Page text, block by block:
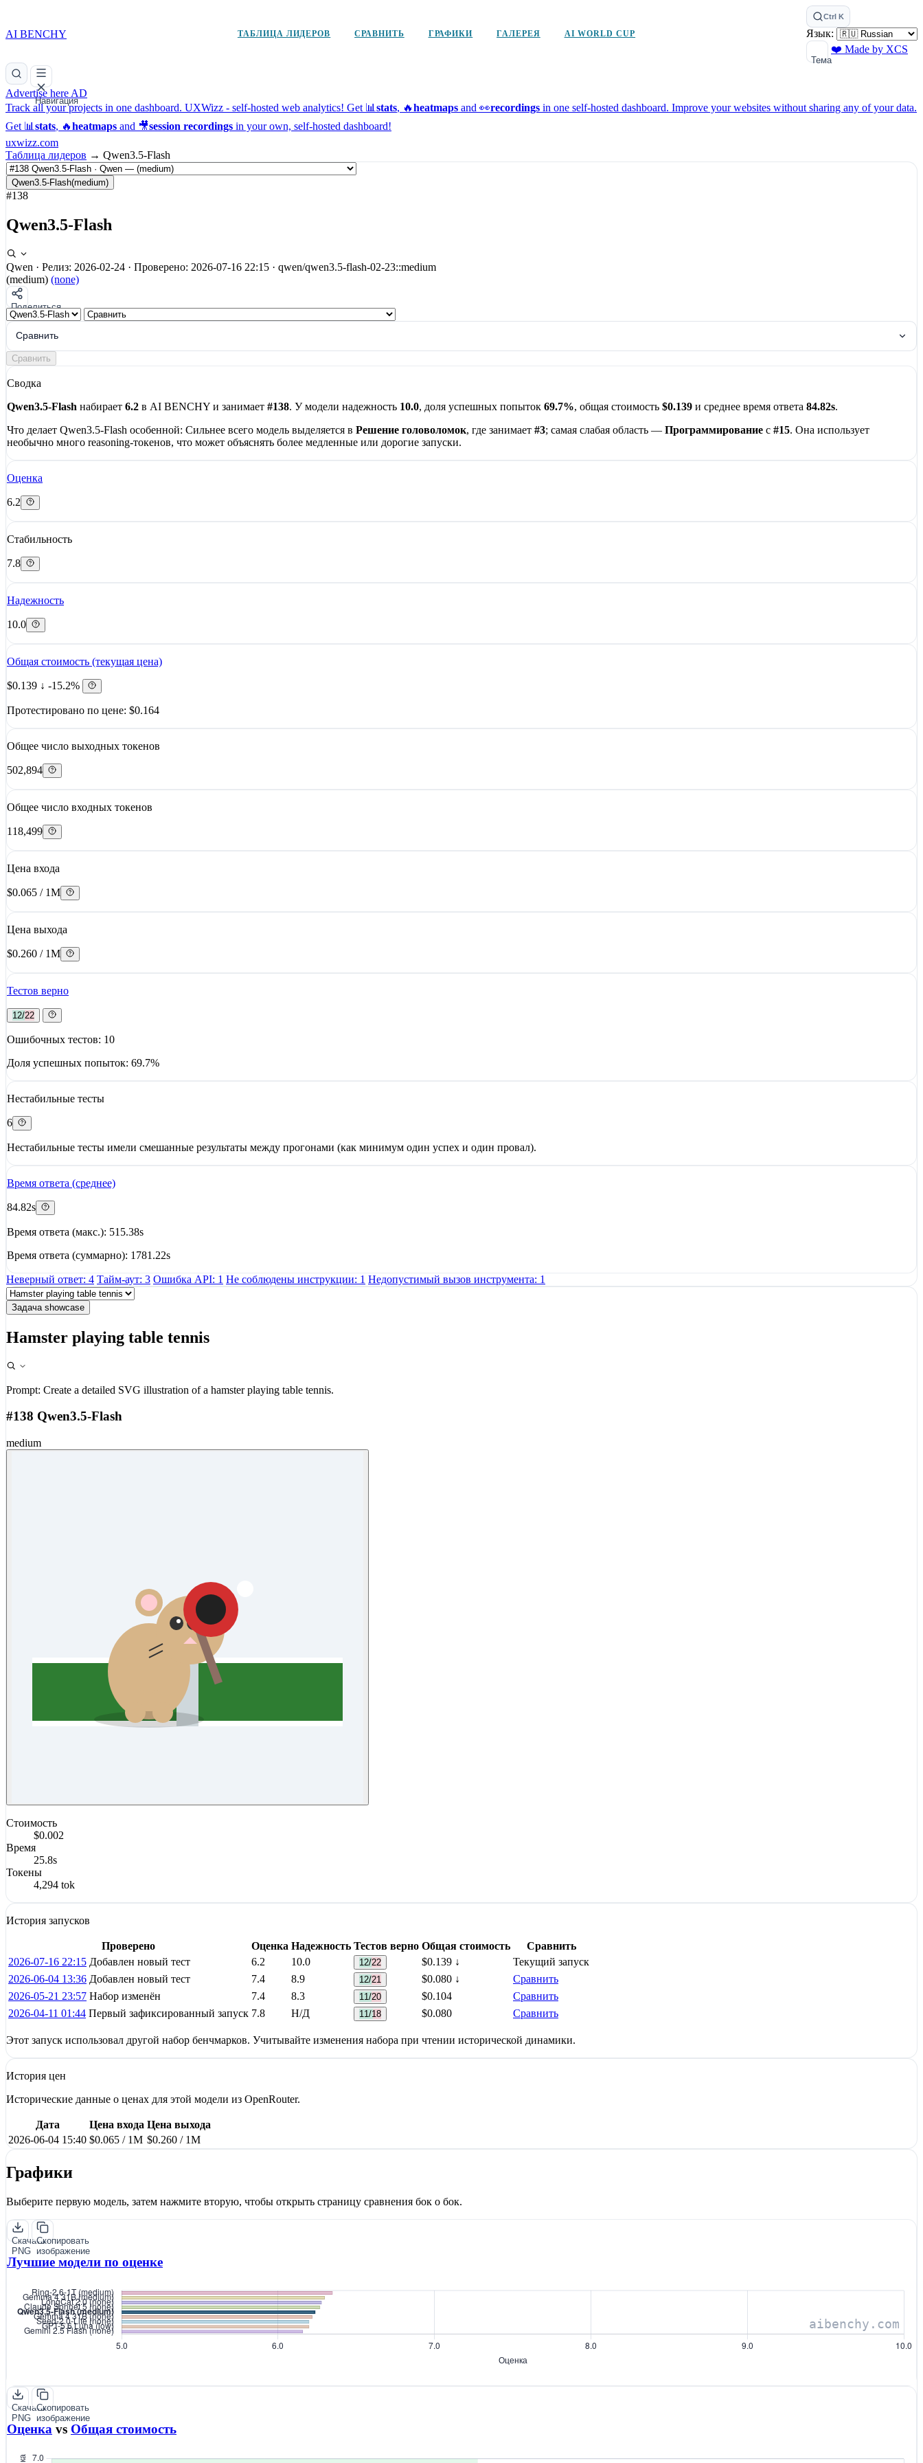
AI BENCHY ТАБЛИЦА ЛИДЕРОВ СРАВНИТЬ ГРАФИКИ ГАЛЕРЕЯ AI WORLD CUP
Ctrl K
Язык:
Тема
❤️ Made by XCS
Навигация
Advertise here AD
Track all your projects in one dashboard. UXWizz - self-hosted web analytics! Get 📊 stats, 🔥heatmaps and 👀recordings in one self-hosted dashboard. Improve your websites without sharing any of your data.
Get 📊 stats, 🔥heatmaps and 🎥session recordings in your own, self-hosted dashboard!
uxwizz.com
Таблица лидеров → Qwen3.5-Flash
Qwen3.5-Flash(medium)
#138
Qwen3.5-Flash
Qwen · Релиз: 2026-02-24 · Проверено: 2026-07-16 22:15 · qwen/qwen3.5-flash-02-23::medium
(medium) (none)
Поделиться
Сравнить
Сравнить
Сводка
Qwen3.5-Flash набирает 6.2 в AI BENCHY и занимает #138. У модели надежность 10.0, доля успешных попыток 69.7%, общая стоимость $0.139 и среднее время ответа 84.82s.
Что делает Qwen3.5-Flash особенной: Сильнее всего модель выделяется в Решение головоломок, где занимает #3; самая слабая область — Программирование с #15. Она использует
необычно много reasoning-токенов, что может объяснять более медленные или дорогие запуски.
Оценка
6.2
Стабильность
7.8
Надежность
10.0
Общая стоимость (текущая цена)
$0.139 ↓ -15.2%
Протестировано по цене: $0.164
Общее число выходных токенов
502,894
Общее число входных токенов
118,499
Цена входа
$0.065 / 1M
Цена выхода
$0.260 / 1M
Тестов верно
12/22
Ошибочных тестов: 10
Доля успешных попыток: 69.7%
Нестабильные тесты
6
Нестабильные тесты имели смешанные результаты между прогонами (как минимум один успех и один провал).
Время ответа (среднее)
84.82s
Время ответа (макс.): 515.38s
Время ответа (суммарно): 1781.22s
Неверный ответ: 4 Тайм-аут: 3 Ошибка API: 1 Не соблюдены инструкции: 1 Недопустимый вызов инструмента: 1
Задача showcase
Hamster playing table tennis
Prompt: Create a detailed SVG illustration of a hamster playing table tennis.
#138 Qwen3.5-Flash
medium
Стоимость
$0.002
Время
25.8s
Токены
4,294 tok
История запусков
Проверено Оценка Надежность Тестов верно Общая стоимость
Сравнить
2026-07-16 22:15 Добавлен новый тест 6.2 10.0 12/22 $0.139 ↓
Текущий запуск
2026-06-04 13:36 Добавлен новый тест 7.4 8.9 12/21 $0.080 ↓
Сравнить
2026-05-21 23:57 Набор изменён 7.4 8.3 11/20 $0.104
Сравнить
2026-04-11 01:44 Первый зафиксированный запуск 7.8 Н/Д 11/18 $0.080 Сравнить
Этот запуск использовал другой набор бенчмарков. Учитывайте изменения набора при чтении исторической динамики.
История цен
Исторические данные о ценах для этой модели из OpenRouter.
Дата Цена входа Цена выхода
2026-06-04 15:40 $0.065 / 1M $0.260 / 1M
Графики
Выберите первую модель, затем нажмите вторую, чтобы открыть страницу сравнения бок о бок.
Скачать
PNG
Скопировать
изображение
Лучшие модели по оценке
Скачать
PNG
Скопировать
изображение
Оценка vs Общая стоимость